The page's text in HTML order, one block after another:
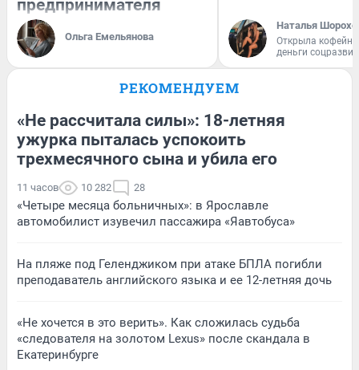
предпринимателя
Ольга Емельянова
Наталья
Открыла
деньги
РЕКОМЕНДУЕМ
«Не рассчитала силы»: 18-летняя
ужурка пыталась успокоить
трехмесячного сына и убила его
11 часов 10 282 28
«Четыре месяца больничных»: в Ярославле
автомобилист изувечил пассажира «Яавтобуса»
На пляже под Геленджиком при атаке БПЛА погибли
преподаватель английского языка и ее 12-летняя дочь
«Не хочется в это верить». Как сложилась судьба
«следователя на золотом Lexus» после скандала в
Екатеринбурге